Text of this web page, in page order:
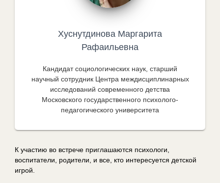
Хуснутдинова Маргарита
Рафаильевна
Кандидат социологических наук, старший
научный сотрудник Центра междисциплинарных
исследований современного детства
Московского государственного психолого-
педагогического университета
К участию во встрече приглашаются психологи,
воспитатели, родители, и все, кто интересуется детской
игрой.